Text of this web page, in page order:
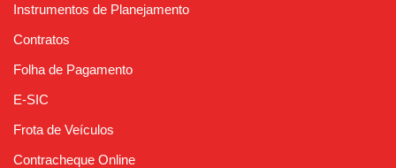
Instrumentos de Planejamento
Contratos
Folha de Pagamento
E-SIC
Frota de Veículos
Contracheque Online